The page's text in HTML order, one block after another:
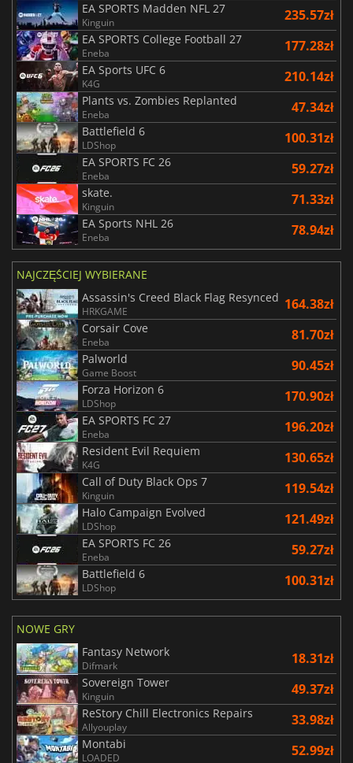
EA SPORTS Madden NFL 27
Kinguin 235.57zł
EA SPORTS College Football 27
Eneba 177.28zł
EA Sports UFC 6
K4G 210.14zł
Plants vs. Zombies Replanted
Eneba 47.34zł
Battlefield 6
LDShop 100.31zł
EA SPORTS FC 26
Eneba 59.27zł
skate.
Kinguin 71.33zł
EA Sports NHL 26
Eneba 78.94zł
NAJCZĘŚCIEJ WYBIERANE
Assassin's Creed Black Flag Resynced
HRKGAME 164.38zł
Corsair Cove
Eneba 81.70zł
Palworld
Game Boost 90.45zł
Forza Horizon 6
LDShop 170.90zł
EA SPORTS FC 27
Eneba 196.20zł
Resident Evil Requiem
K4G 130.65zł
Call of Duty Black Ops 7
Kinguin 119.54zł
Halo Campaign Evolved
LDShop 121.49zł
EA SPORTS FC 26
Eneba 59.27zł
Battlefield 6
LDShop 100.31zł
NOWE GRY
Fantasy Network
Difmark 18.31zł
Sovereign Tower
Kinguin 49.37zł
ReStory Chill Electronics Repairs
Allyouplay 33.98zł
Montabi
LOADED 52.99zł